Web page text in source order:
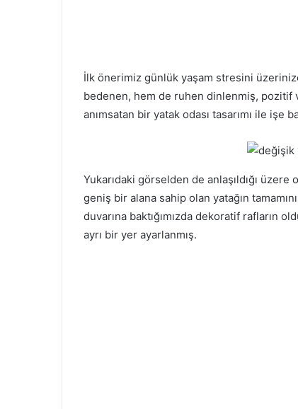
İlk önerimiz günlük yaşam stresini
bedenen, hem de ruhen dinlenmiş, pozitif
anımsatan bir yatak odası tasarımı ile işe
Yukarıdaki görselden de anlaşıldığı
geniş bir alana sahip olan yatağın
duvarına baktığımızda dekoratif rafların
ayrı bir yer ayarlanmış.